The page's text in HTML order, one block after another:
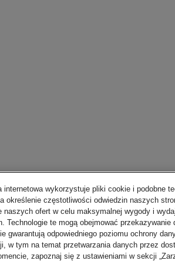
internetowa wykorzystuje pliki cookie i podobne
określenie częstotliwości odwiedzin naszych
naszych ofert w celu maksymalnej wygody i
Technologie te mogą obejmować
gwarantują odpowiedniego poziomu ochrony
w tym na temat przetwarzania danych przez
zapoznaj się z ustawieniami w sekcji